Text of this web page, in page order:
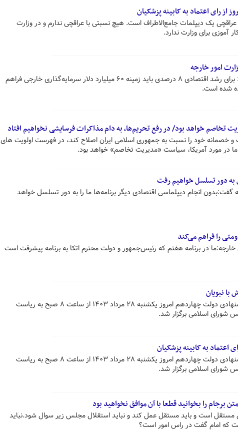
از رای اعتماد به کابینه پزشکیان
یک دیپلمات جامع‌الاطراف است. هیچ نسبتی با عراقچی ندارم و در وزارت
آموزی برای وزارت ندارد.
امور خارجه
قوامی موافق وزیر پیشنهادیِ امور خارجه: برای رشد اقتصادی ۸ درصدی باید زمینه ۶۰ میلیارد دلار سرمایه‌گذاری خارجی فراهم
شده است.
تخاصم خواهد بود/ در رفع تحریم‌ها، به دام مذاکرات فرسایشی نخواهیم افتاد
و خصمانه خود را نسبت به جمهوری اسلامی ایران اصلاح کند، در فهرست اولویت های
در مورد آمریکا، سیاست «مدیریت تخاصم» خواهد بود.
به دور تسلسل خواهیم رفت
گفت:بدون انجام دیپلماسی اقتصادی دیگر برنامه‌ها ما را به دور تسلسل خواهد
را فراهم می‌کند
خارجه:ما در برنامه هفتم که رئیس‌جمهور و دولت محترم اتکا به برنامه پیشرفت است
نبویان
دومین روز از بررسی صلاحیت وزرای پیشنهادی دولت چهاردهم امروز یکشنبه ۲۸ مرداد ۱۴۰۳ از ساعت ۸ صبح به ریاست
شورای اسلامی برگزار شد.
به کابینه پزشکیان
دومین روز از بررسی صلاحیت وزرای پیشنهادی دولت چهاردهم امروز یکشنبه ۲۸ مرداد ۱۴۰۳ از ساعت ۸ صبح به ریاست
شورای اسلامی برگزار شد.
برجام را بخوانید قطعا با آن موافق نخواهید بود
مستقل است و باید مستقل عمل کند و نباید استقلال مجلس زیر سوال شود.نباید
امام گفت در راس امور است؟